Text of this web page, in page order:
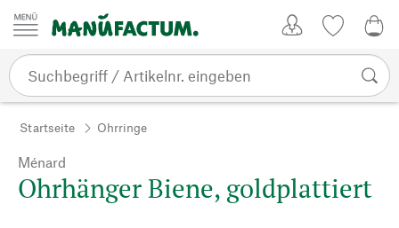
Zum Inhalt springen
Startseite Ohrringe
Ménard
Ohrhänger Biene, goldplattiert